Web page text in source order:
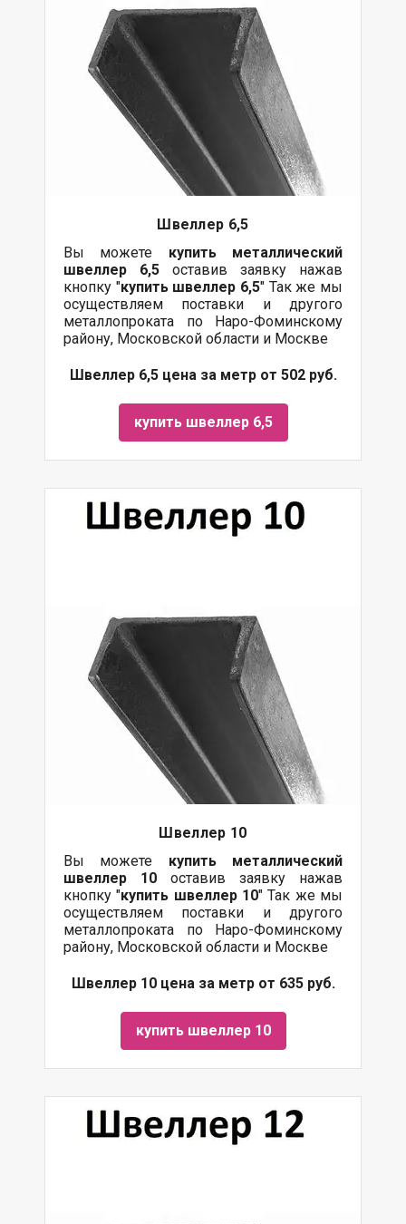
Швеллер 6,5
Вы можете купить металлический
швеллер 6,5 оставив заявку нажав
кнопку "купить швеллер 6,5" Так же мы
осуществляем поставки и другого
металлопроката по Наро-Фоминскому
району, Московской области и Москве
Швеллер 6,5 цена за метр от 502 руб.
купить швеллер 6,5
Швеллер 10
Вы можете купить металлический
швеллер 10 оставив заявку нажав
кнопку "купить швеллер 10" Так же мы
осуществляем поставки и другого
металлопроката по Наро-Фоминскому
району, Московской области и Москве
Швеллер 10 цена за метр от 635 руб.
купить швеллер 10